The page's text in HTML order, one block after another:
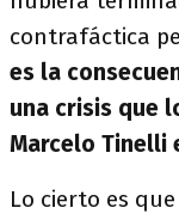
contrafáctica
es la
una crisis que
Marcelo Tinelli
Lo cierto es